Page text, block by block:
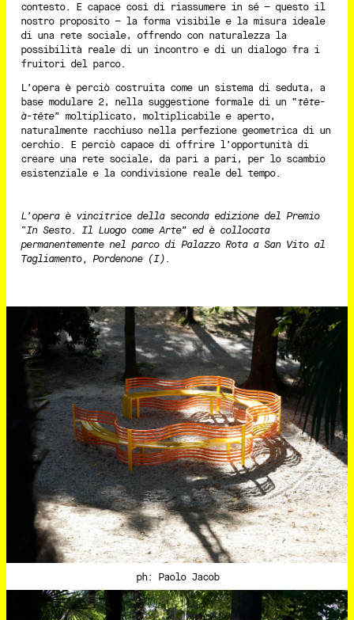
contesto. E capace così di riassumere in sé – questo il
nostro proposito – la forma visibile e la misura ideale
di una rete sociale, offrendo con naturalezza la
possibilità reale di un incontro e di un dialogo fra i
fruitori del parco.
L’opera è perciò costruita come un sistema di seduta, a
base modulare 2, nella suggestione formale di un “tête-
à-tête” moltiplicato, moltiplicabile e aperto,
naturalmente racchiuso nella perfezione geometrica di un
cerchio. E perciò capace di offrire l’opportunità di
creare una rete sociale, da pari a pari, per lo scambio
esistenziale e la condivisione reale del tempo.
L’opera è vincitrice della seconda edizione del Premio
“In Sesto. Il Luogo come Arte” ed è collocata
permanentemente nel parco di Palazzo Rota a San Vito al
Tagliamento, Pordenone (I).
ph: Paolo Jacob